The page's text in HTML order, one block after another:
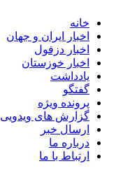
خانه
اخبار ایران و جهان
اخبار دزفول
اخبار خوزستان
یادداشت
گفتگو
پرونده ویژه
گزارش های ویدویی
ارسال خبر
درباره ما
ارتباط با ما